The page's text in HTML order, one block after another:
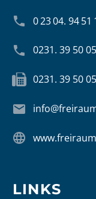

 0 23 04. 94 51

 0231. 39 50

 0231. 39 50




LINKS